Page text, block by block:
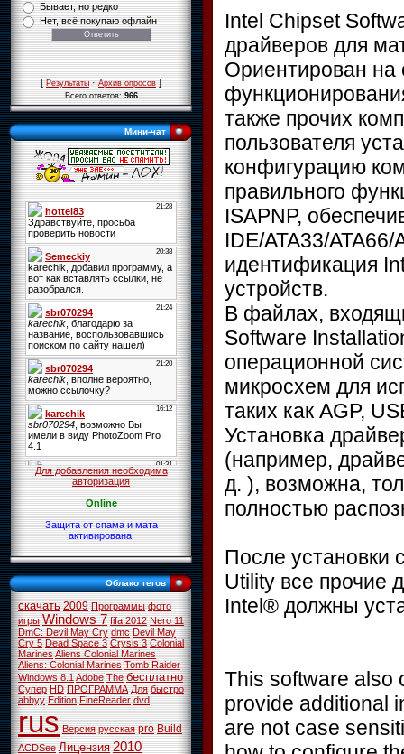
Бывает, но редко
Нет, всё покупаю офлайн
[Результаты·Архив опросов]
Всего ответов:966
Мини-чат
Для добавления необходима
авторизация
Online
Защита от спама и мата
активирована.
Облако тегов
скачать 2009 Программы фото
игры Windows 7 fifa 2012 Nero 11
DmC: Devil May Cry dmc Devil May
Cry 5 Dead Space 3 Crysis 3 Colonial
MarinesAliens Colonial Marines
Aliens: Colonial Marines Tomb Raider
Windows 8.1Adobe The бесплатно
Супер HD ПРОГРАММА Для быстро
abbyy Edition FineReader dvd
rus Версия русская pro Build
ACDSee Лицензия 2010
Intel Chipset
драйверов для
Ориентирован на
также прочих
пользователя
конфигурацию
правильного
ISAPNP,
IDE/ATA33/
идентификация
устройств.
В файлах,
Software
операционной
микросхем для
таких как AGP,
Установка
(например,
д. ), возможна,
полностью
После установки
Utility все прочие
Intel® должны
This software also
provide additional
are not case